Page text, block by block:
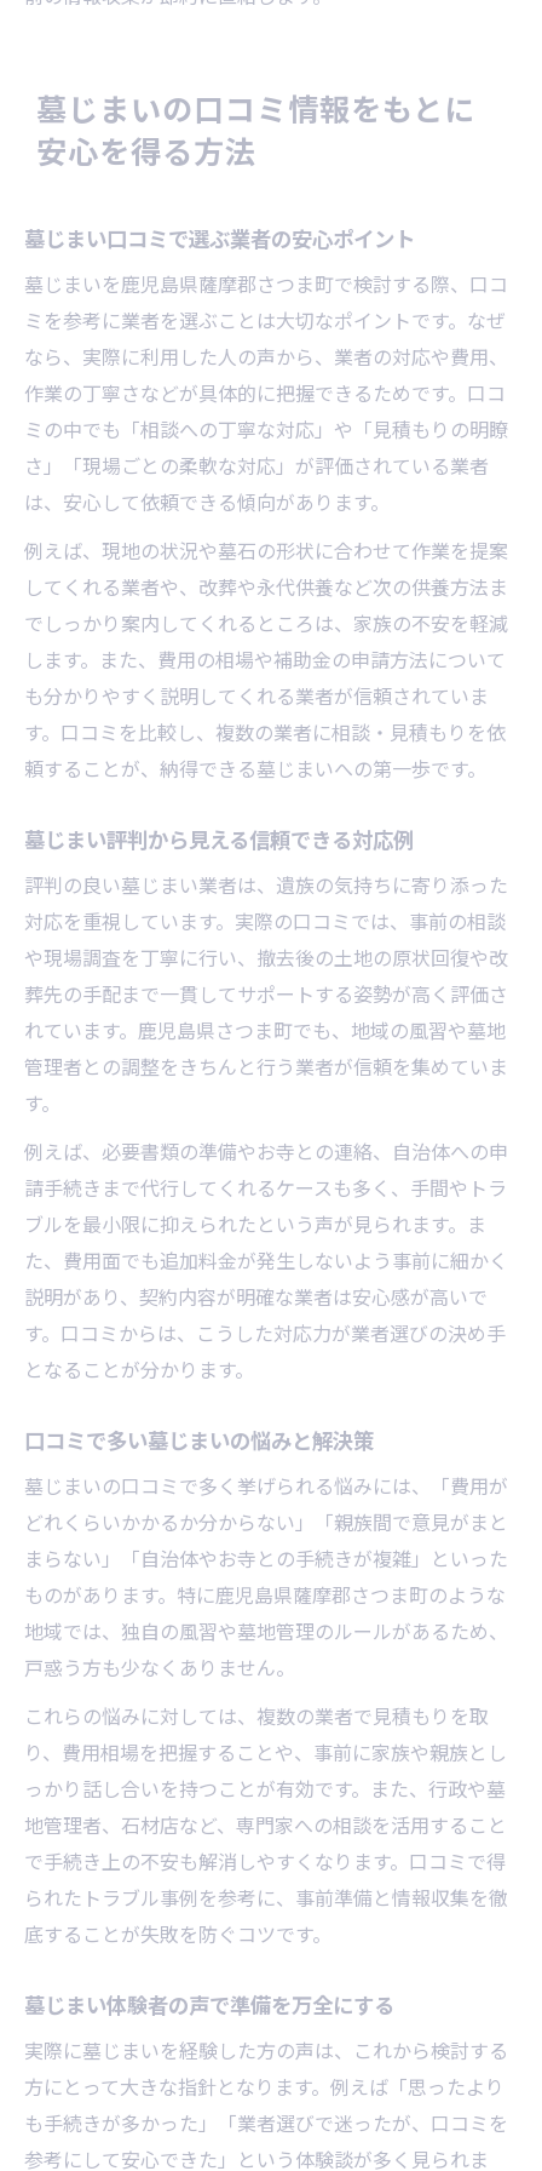
墓じまいの口コミ情報をもとに
安心を得る方法
墓じまい口コミで選ぶ業者の安心ポイント
墓じまいを鹿児島県薩摩郡さつま町で検討する際、口コ
ミを参考に業者を選ぶことは大切なポイントです。なぜ
なら、実際に利用した人の声から、業者の対応や費用、
作業の丁寧さなどが具体的に把握できるためです。口コ
ミの中でも「相談への丁寧な対応」や「見積もりの明瞭
さ」「現場ごとの柔軟な対応」が評価されている業者
は、安心して依頼できる傾向があります。
例えば、現地の状況や墓石の形状に合わせて作業を提案
してくれる業者や、改葬や永代供養など次の供養方法ま
でしっかり案内してくれるところは、家族の不安を軽減
します。また、費用の相場や補助金の申請方法について
も分かりやすく説明してくれる業者が信頼されていま
す。口コミを比較し、複数の業者に相談・見積もりを依
頼することが、納得できる墓じまいへの第一歩です。
墓じまい評判から見える信頼できる対応例
評判の良い墓じまい業者は、遺族の気持ちに寄り添った
対応を重視しています。実際の口コミでは、事前の相談
や現場調査を丁寧に行い、撤去後の土地の原状回復や改
葬先の手配まで一貫してサポートする姿勢が高く評価さ
れています。鹿児島県さつま町でも、地域の風習や墓地
管理者との調整をきちんと行う業者が信頼を集めていま
す。
例えば、必要書類の準備やお寺との連絡、自治体への申
請手続きまで代行してくれるケースも多く、手間やトラ
ブルを最小限に抑えられたという声が見られます。ま
た、費用面でも追加料金が発生しないよう事前に細かく
説明があり、契約内容が明確な業者は安心感が高いで
す。口コミからは、こうした対応力が業者選びの決め手
となることが分かります。
口コミで多い墓じまいの悩みと解決策
墓じまいの口コミで多く挙げられる悩みには、「費用が
どれくらいかかるか分からない」「親族間で意見がまと
まらない」「自治体やお寺との手続きが複雑」といった
ものがあります。特に鹿児島県薩摩郡さつま町のような
地域では、独自の風習や墓地管理のルールがあるため、
戸惑う方も少なくありません。
これらの悩みに対しては、複数の業者で見積もりを取
り、費用相場を把握することや、事前に家族や親族とし
っかり話し合いを持つことが有効です。また、行政や墓
地管理者、石材店など、専門家への相談を活用すること
で手続き上の不安も解消しやすくなります。口コミで得
られたトラブル事例を参考に、事前準備と情報収集を徹
底することが失敗を防ぐコツです。
墓じまい体験者の声で準備を万全にする
実際に墓じまいを経験した方の声は、これから検討する
方にとって大きな指針となります。例えば「思ったより
も手続きが多かった」「業者選びで迷ったが、口コミを
参考にして安心できた」という体験談が多く見られま